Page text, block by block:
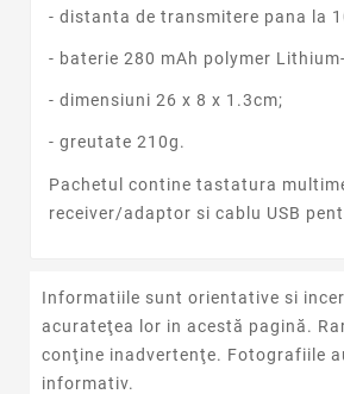
- distanta de transmitere pana la
- baterie 280 mAh polymer
- dimensiuni 26 x 8 x 1.3cm;
- greutate 210g.
Pachetul contine tastatura
receiver/adaptor si cablu USB
Informatiile sunt orientative si
acurateţea lor in acestă pagină.
conţine inadvertenţe. Fotografiile
informativ.